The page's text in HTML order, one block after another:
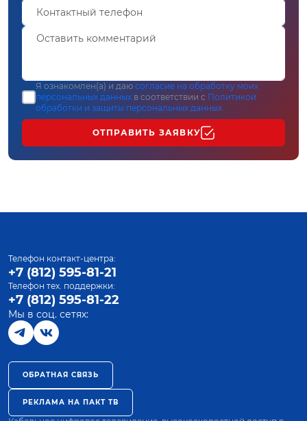
Я ознакомлен(а) и даю согласие на обработку моих
персональных данных в соответствии с Политикой
обработки и защиты персональных данных
ОТПРАВИТЬ ЗАЯВКУ
Телефон контакт-центра:
+7 (812) 595-81-21
Телефон тех. поддержки:
+7 (812) 595-81-22
Мы в соц. сетях:
ОБРАТНАЯ СВЯЗЬ
РЕКЛАМА НА ПАКТ ТВ